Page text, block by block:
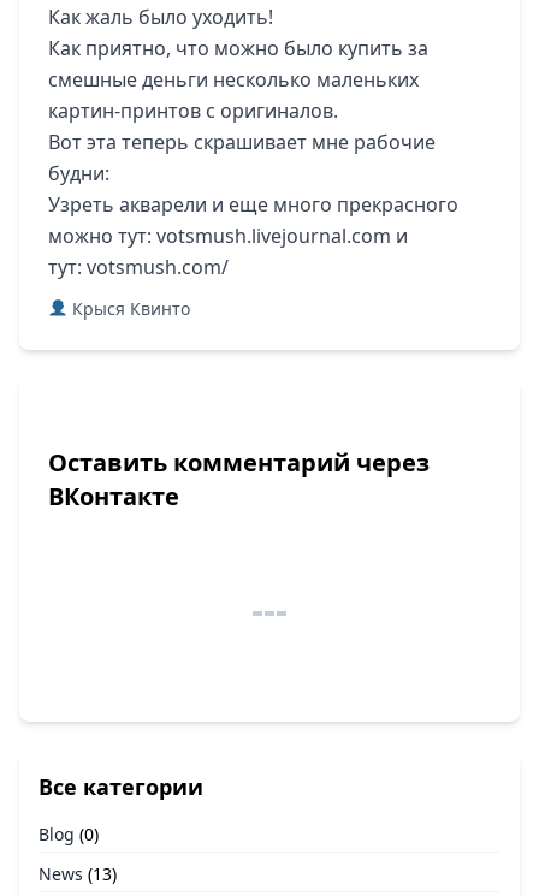
Как жаль было уходить!
Как приятно, что можно было купить за
смешные деньги несколько маленьких
картин-принтов с оригиналов.
Вот эта теперь скрашивает мне рабочие
будни:
Узреть акварели и еще много прекрасного
можно тут: votsmush.livejournal.com и
тут: votsmush.com/
Крыся Квинто
Оставить комментарий через
ВКонтакте
Все категории
Blog (0)
News (13)